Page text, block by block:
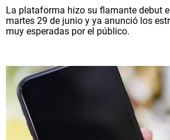
La plataforma hizo su flamante debut
martes 29 de junio y ya anunció los
muy esperadas por el público.